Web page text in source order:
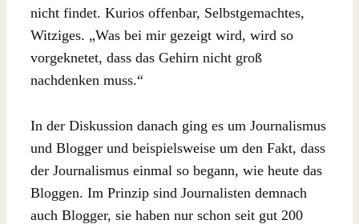
nicht findet. Kurios offenbar, Selbstgemachtes,
Witziges. „Was bei mir gezeigt wird, wird so
vorgeknetet, dass das Gehirn nicht groß
nachdenken muss.“
In der Diskussion danach ging es um Journalismus
und Blogger und beispielsweise um den Fakt, dass
der Journalismus einmal so begann, wie heute das
Bloggen. Im Prinzip sind Journalisten demnach
auch Blogger, sie haben nur schon seit gut 200